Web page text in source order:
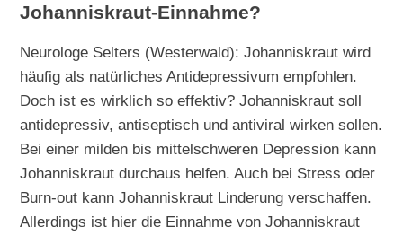
Johanniskraut-Einnahme?
Neurologe Selters (Westerwald): Johanniskraut wird
häufig als natürliches Antidepressivum empfohlen.
Doch ist es wirklich so effektiv? Johanniskraut soll
antidepressiv, antiseptisch und antiviral wirken sollen.
Bei einer milden bis mittelschweren Depression kann
Johanniskraut durchaus helfen. Auch bei Stress oder
Burn-out kann Johanniskraut Linderung verschaffen.
Allerdings ist hier die Einnahme von Johanniskraut